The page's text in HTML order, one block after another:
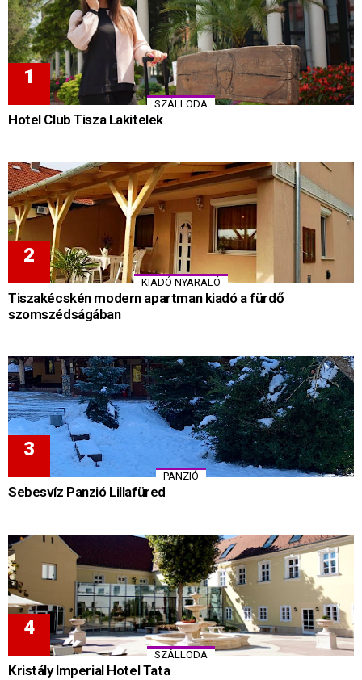
SZÁLLODA
Hotel Club Tisza Lakitelek
KIADÓ NYARALÓ
Tiszakécskén modern apartman kiadó a fürdő
szomszédságában
PANZIÓ
Sebesvíz Panzió Lillafüred
SZÁLLODA
Kristály Imperial Hotel Tata